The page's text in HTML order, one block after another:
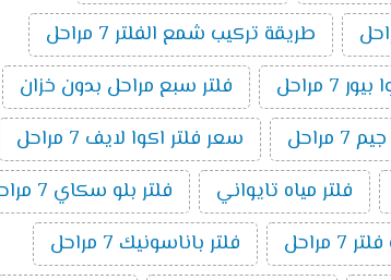
طريقة تركيب شمع الفلتر 7 مراحل
7 مراحل
فلتر سبع مراحل بدون خزان
مراحل
سعر فلتر اكوا لايف 7 مراحل
فلتر مياه تايواني
فلتر بلو سكاي 7 مراحل
مراحل
فلتر باناسونيك 7 مراحل